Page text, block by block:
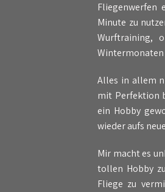
Fliegenwerfen
Minute zu
Wurftraining,
Alles in allem
mit Perfektion
ein Hobby
wieder aufs
Mir macht es
tollen Hobby
Fliege zu